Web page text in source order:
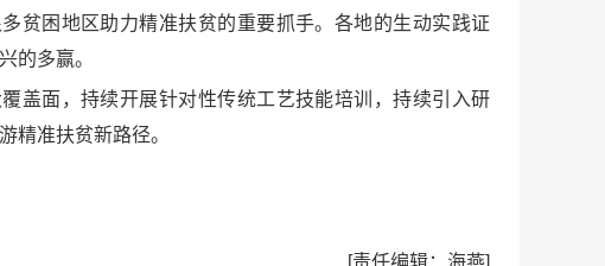
贫困地区助力精准扶贫的重要抓手。各地的生动实践证
的多赢。
盖面，持续开展针对性传统工艺技能培训，持续引入研
精准扶贫新路径。
[责任编辑：海燕]